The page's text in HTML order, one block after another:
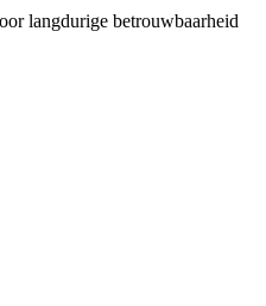
langdurige betrouwbaarheid